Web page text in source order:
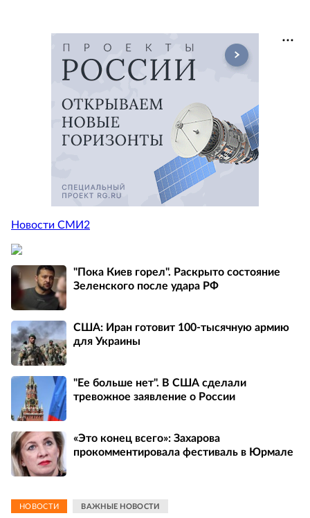
Новости СМИ2
"Пока Киев горел". Раскрыто состояние
Зеленского после удара РФ
США: Иран готовит 100-тысячную армию
для Украины
"Ее больше нет". В США сделали
тревожное заявление о России
«Это конец всего»: Захарова
прокомментировала фестиваль в Юрмале
НОВОСТИ ВАЖНЫЕ НОВОСТИ